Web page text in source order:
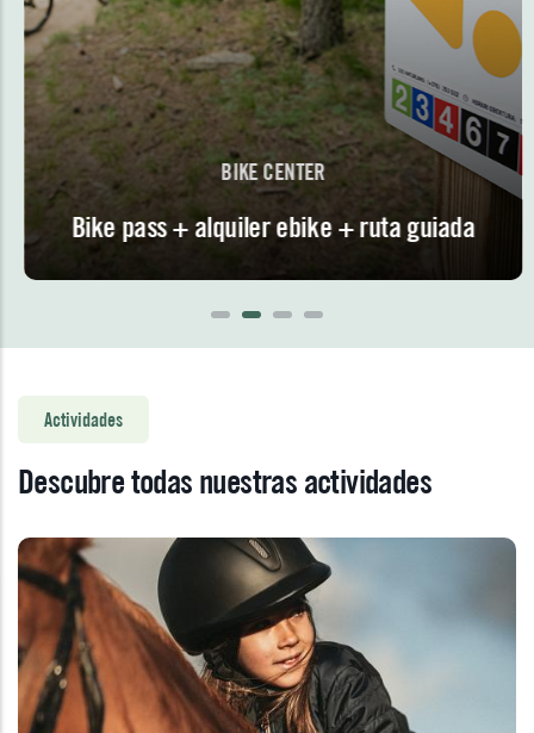
BIKE CENTER
Bike pass + alquiler ebike + ruta guiada
Actividades
Descubre todas nuestras actividades